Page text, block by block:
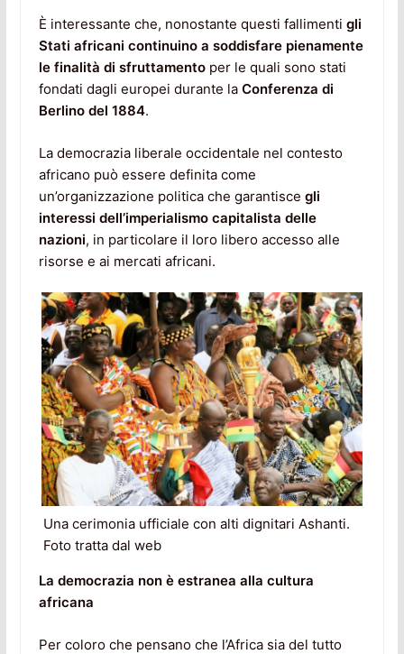
È interessante che, nonostante questi fallimenti gli
Stati africani continuino a soddisfare pienamente
le finalità di sfruttamentoper le quali sono stati
fondati dagli europei durante la Conferenza di
Berlino del 1884.
La democrazia liberale occidentale nel contesto
africano può essere definita come
un’organizzazione politica che garantisce gli
interessi dell’imperialismo capitalista delle
nazioni, in particolare il loro libero accesso alle
risorse e ai mercati africani.
Una cerimonia ufficiale con alti dignitari Ashanti.
Foto tratta dal web
La democrazia non è estranea alla cultura
africana
Per coloro che pensano che l’Africa sia del tutto